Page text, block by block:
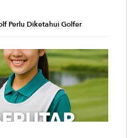
Perlu Diketahui Golfer